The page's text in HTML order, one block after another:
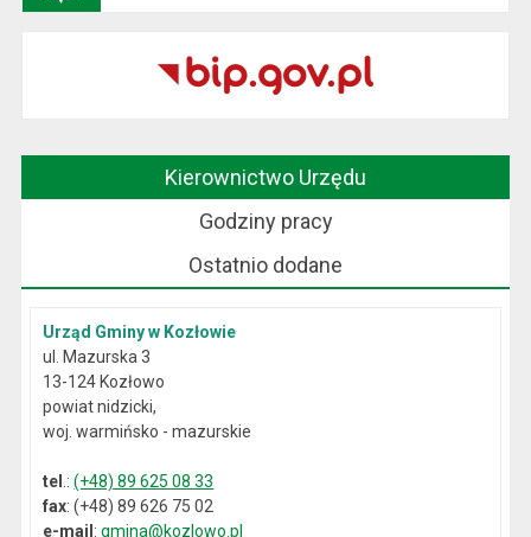
Kierownictwo Urzędu
Godziny pracy
Ostatnio dodane
Urząd Gminy w Kozłowie
ul. Mazurska 3
13-124 Kozłowo
powiat nidzicki,
woj. warmińsko - mazurskie
tel .:(+48) 89 625 08 33
fax: (+48) 89 626 75 02
e-mail:gmina@kozlowo.pl